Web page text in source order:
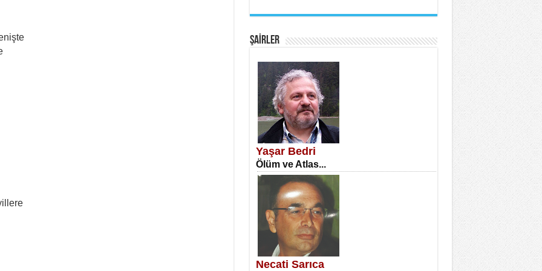
SATILMIŞ ÜMİT ÇETİNKAYA
Erkenlik...
NECLA DİLEK ARSLAN
Öğretmenler Günü Mahkemesi...
ŞAİRLER
Yaşar Bedri
Ölüm ve Atlas...
Necati Sarıca